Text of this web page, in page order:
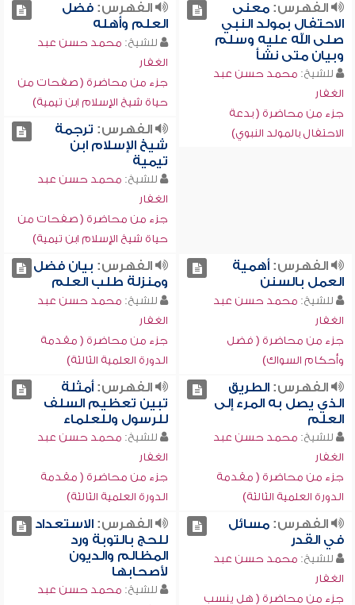
الفهرس:معنى
الاحتفال بمولد النبي
صلى الله عليه وسلم
وبيان متى نشأ
للشيخ: محمد حسن عبد
الغفار
جزء من محاضرة ( بدعة
الاحتفال بالمولد النبوي)
الفهرس:فضل
العلم وأهله
للشيخ: محمد حسن عبد
الغفار
جزء من محاضرة ( صفحات من
حياة شيخ الإسلام ابن تيمية)
الفهرس: ترجمة
شيخ الإسلام ابن
تيمية
للشيخ: محمد حسن عبد
الغفار
جزء من محاضرة ( صفحات من
حياة شيخ الإسلام ابن تيمية)
الفهرس:أهمية
العمل بالسنن
للشيخ: محمد حسن عبد
الغفار
جزء من محاضرة ( فضل
وأحكام السواك)
الفهرس: بيان فضل
ومنزلة طلب العلم
للشيخ: محمد حسن عبد
الغفار
جزء من محاضرة ( مقدمة
الدورة العلمية الثالثة)
الفهرس:الطريق
الذي يصل به المرء إلى
العلم
للشيخ: محمد حسن عبد
الغفار
جزء من محاضرة ( مقدمة
الدورة العلمية الثالثة)
الفهرس:أمثلة
تبين تعظيم السلف
للرسول وللعلماء
للشيخ: محمد حسن عبد
الغفار
جزء من محاضرة ( مقدمة
الدورة العلمية الثالثة)
الفهرس:مسائل
في القدر
للشيخ: محمد حسن عبد
الغفار
جزء من محاضرة ( هل ينسب
الفهرس:الاستعداد
للحج بالتوبة ورد
المظالم والديون
لأصحابها
للشيخ: محمد حسن عبد